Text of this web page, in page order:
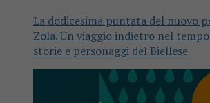
La dodicesima puntata del nuovo
Zola. Un viaggio indietro nel
storie e personaggi del Biellese